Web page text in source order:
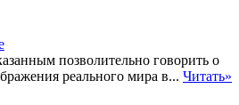
позволительно говорить о
реального мира в... Читать»